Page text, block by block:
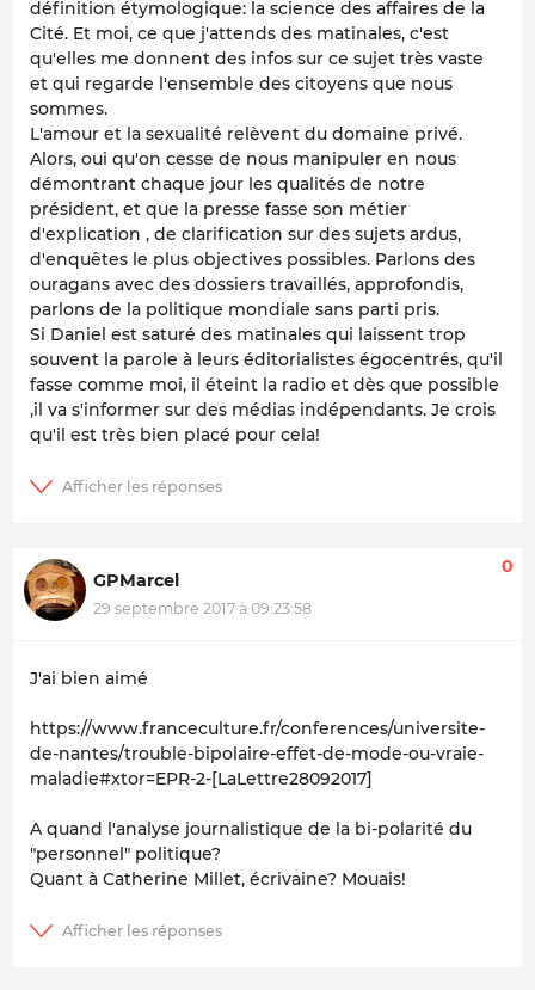
définition étymologique: la science des affaires de la
Cité. Et moi, ce que j'attends des matinales, c'est
qu'elles me donnent des infos sur ce sujet très vaste
et qui regarde l'ensemble des citoyens que nous
sommes.
L'amour et la sexualité relèvent du domaine privé.
Alors, oui qu'on cesse de nous manipuler en nous
démontrant chaque jour les qualités de notre
président, et que la presse fasse son métier
d'explication , de clarification sur des sujets ardus,
d'enquêtes le plus objectives possibles. Parlons des
ouragans avec des dossiers travaillés, approfondis,
parlons de la politique mondiale sans parti pris.
Si Daniel est saturé des matinales qui laissent trop
souvent la parole à leurs éditorialistes égocentrés, qu'il
fasse comme moi, il éteint la radio et dès que possible
,il va s'informer sur des médias indépendants. Je crois
qu'il est très bien placé pour cela!
GPMarcel
29 septembre 2017 à 09:23:58
0
J'ai bien aimé
https://www.franceculture.fr/conferences/universite-
de-nantes/trouble-bipolaire-effet-de-mode-ou-vraie-
maladie#xtor=EPR-2-[LaLettre28092017]
A quand l'analyse journalistique de la bi-polarité du
"personnel" politique?
Quant à Catherine Millet, écrivaine? Mouais!